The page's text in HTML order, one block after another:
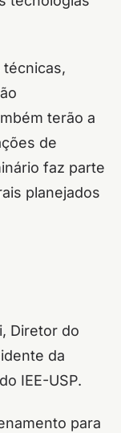
técnicas,
terão a
de
faz parte
planejados
Diretor do
da
IEE-USP.
para